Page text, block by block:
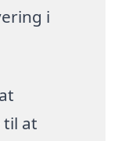
i
at